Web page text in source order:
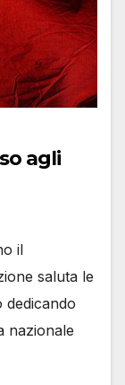
agli
il
saluta le
dedicando
nazionale